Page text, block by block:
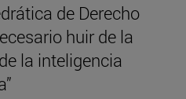
de Derecho
huir de la
la inteligencia